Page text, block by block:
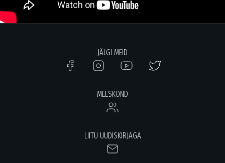
JÄLGI MEID
MEESKOND
LIITU UUDISKIRJAGA